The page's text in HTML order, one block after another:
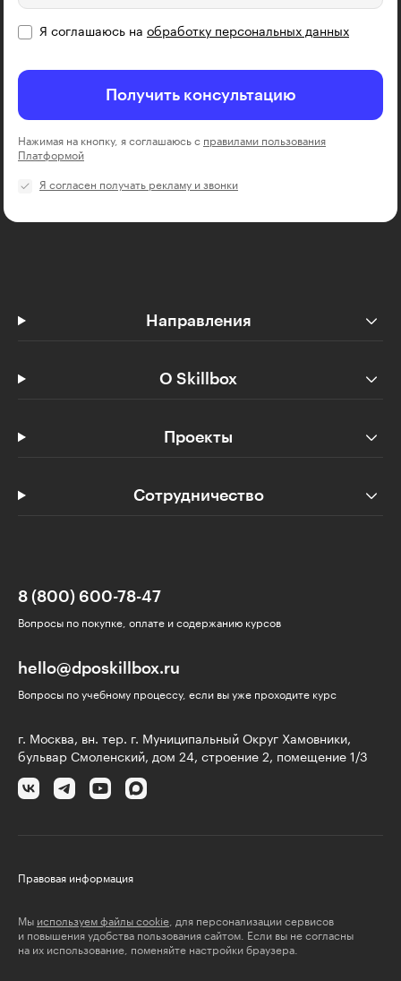
Я соглашаюсь на обработку персональных данных
Получить консультацию
Нажимая на кнопку, я соглашаюсь с правилами пользования
Платформой
Я согласен получать рекламу и звонки
Направления
О Skillbox
Проекты
Сотрудничество
8 (800) 600-78-47
Вопросы по покупке, оплате и содержанию курсов
hello@dposkillbox.ru
Вопросы по учебному процессу, если вы уже проходите курс
г. Москва, вн. тер. г. Муниципальный Округ Хамовники,
бульвар Смоленский, дом 24, строение 2, помещение 1/3
Правовая информация
Мы используем файлы cookie , для персонализации сервисов
и повышения удобства пользования сайтом. Если вы не согласны
на их использование, поменяйте настройки браузера.